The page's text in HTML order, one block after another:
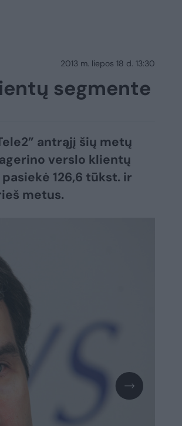
2013 m. liepos 18 d. 13:30
segmente
antrąjį šių metų
verslo klientų
126,6 tūkst. ir
metus.